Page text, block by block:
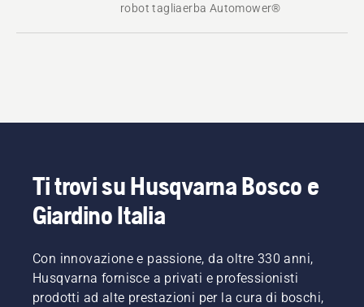
robot tagliaerba Automower®
Ti trovi su Husqvarna Bosco e
Giardino Italia
Con innovazione e passione, da oltre 330 anni,
Husqvarna fornisce a privati e professionisti
prodotti ad alte prestazioni per la cura di boschi,